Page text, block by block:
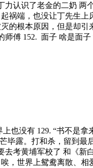
认识了老金的二奶
祸端，也没让丁先生
根本原因，但是却
傅 152. 面子 啥是面
也没有 129. “书不
露。打和杀，留到
考黄埔军校了 和《
世界上鸳鸯离散、